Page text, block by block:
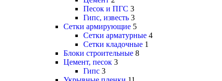
Песок и ПГС 3
Гипс, известь 3
Сетки армирующие 5
Сетки арматурные 4
Сетки кладочные 1
Блоки строительные 8
Цемент, песок 3
Гипс 3